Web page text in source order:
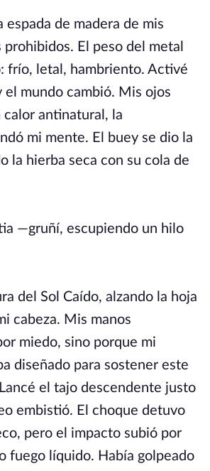
espada de madera de mis
El peso del metal
frío, letal, hambriento. Activé
el mundo cambió. Mis ojos
antinatural, la
mi mente. El buey se dio la
la hierba seca con su cola de
—gruñí, escupiendo un hilo
del Sol Caído, alzando la hoja
cabeza. Mis manos
miedo, sino porque mi
diseñado para sostener este
el tajo descendente justo
embistió. El choque detuvo
pero el impacto subió por
fuego líquido. Había golpeado